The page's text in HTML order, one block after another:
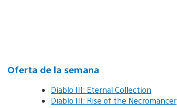
Oferta de la semana
Diablo III: Eternal Collection
Diablo III: Rise of the Necromancer